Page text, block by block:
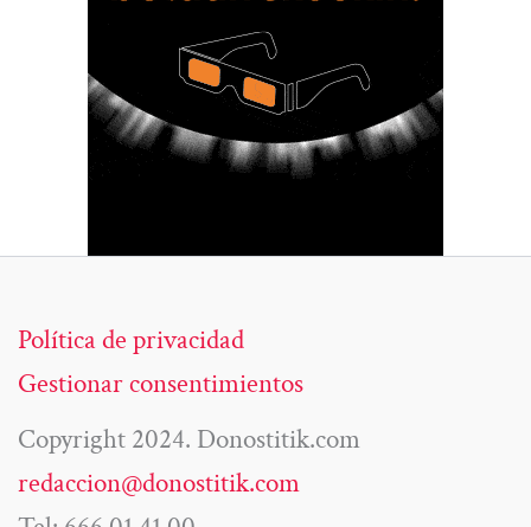
Política de privacidad
Gestionar consentimientos
Copyright 2024. Donostitik.com
redaccion@donostitik.com